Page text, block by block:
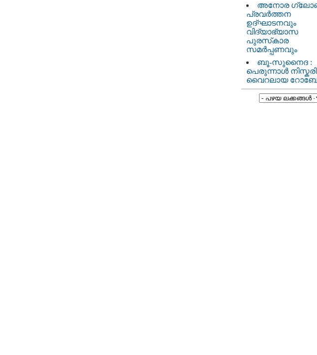
അനോര
പ്രവർത്തന
ഉദ്ഘാടനവും
വിദ്യാഭ്യാസ
പുരസ്‌കാര
സമർപ്പണവും
ബൂ-സുനൈദ :
പെരുന്നാൾ
വൈറലായ